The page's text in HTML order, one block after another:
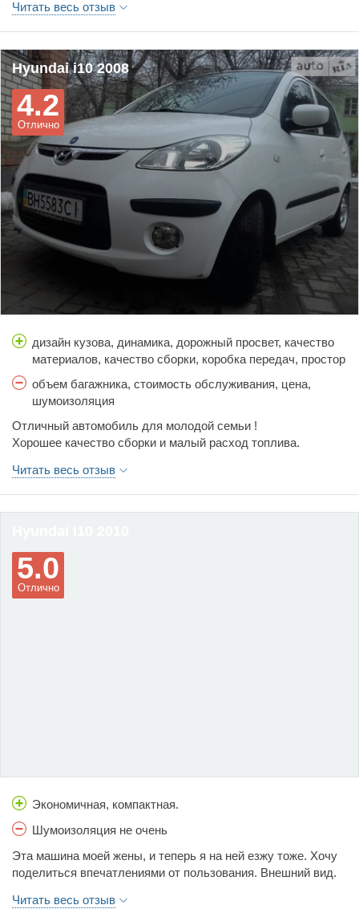
Читать весь отзыв
Hyundai i10 2008
Отлично
4.2
дизайн кузова, динамика, дорожный просвет, качество
материалов, качество сборки, коробка передач, простор
объем багажника, стоимость обслуживания, цена,
шумоизоляция
Отличный автомобиль для молодой семьи !
Хорошее качество сборки и малый расход топлива.
Читать весь отзыв
Отлично
5.0
Экономичная, компактная.
Шумоизоляция не очень
Эта машина моей жены, и теперь я на ней езжу тоже. Хочу
поделиться впечатлениями от пользования. Внешний вид.
никаких царапин на ней нет. Имеются сколы на капоте от
Читать весь отзыв